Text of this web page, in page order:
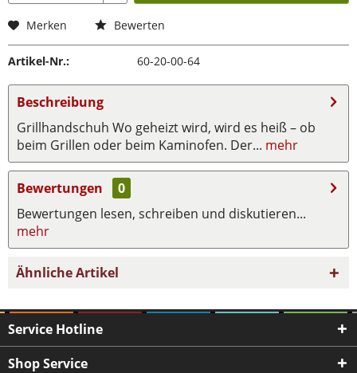
Merken Bewerten
Artikel-Nr.: 60-20-00-64
Beschreibung
Grillhandschuh Wo geheizt wird, wird es heiß – ob
beim Grillen oder beim Kaminofen. Der... mehr
Bewertungen
0
Bewertungen lesen, schreiben und diskutieren...
mehr
Ähnliche Artikel
Service Hotline
Shop Service